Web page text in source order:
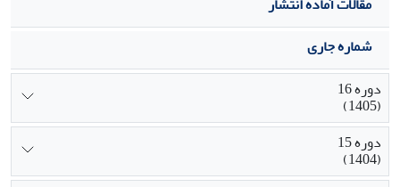
شماره جاری
دوره 16
(1405)
دوره 15
(1404)